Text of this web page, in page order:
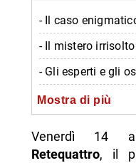
- Il caso
- Il mistero
- Gli esperti e gli
- Coinvolgimento
quartograders
-- Scopri di più da
Mostra di più
Venerdì 14
Retequattro, il